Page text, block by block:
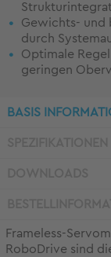
Gewichts- und
durch
Optimale
geringen
BASIS
Frameless-
RoboDrive sind